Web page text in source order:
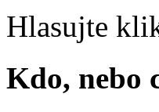
Hlasujte
Kdo, nebo